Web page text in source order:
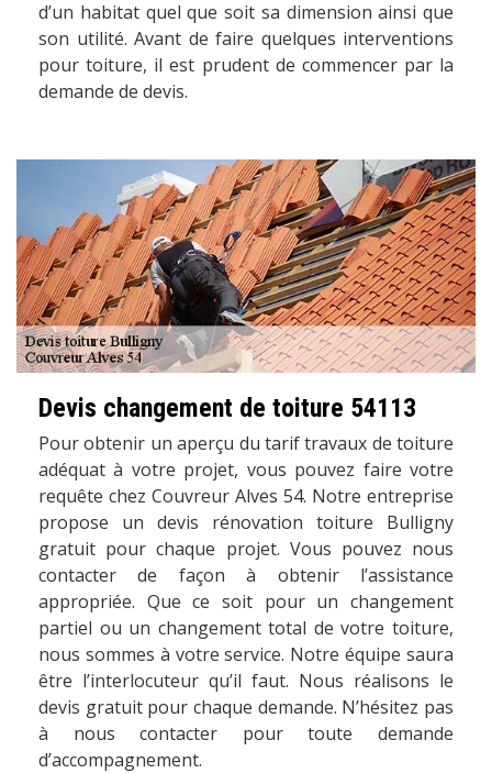
d’un habitat quel que soit sa dimension ainsi que
son utilité. Avant de faire quelques interventions
pour toiture, il est prudent de commencer par la
demande de devis.
Devis changement de toiture 54113
Pour obtenir un aperçu du tarif travaux de toiture
adéquat à votre projet, vous pouvez faire votre
requête chez Couvreur Alves 54. Notre entreprise
propose un devis rénovation toiture Bulligny
gratuit pour chaque projet. Vous pouvez nous
contacter de façon à obtenir l’assistance
appropriée. Que ce soit pour un changement
partiel ou un changement total de votre toiture,
nous sommes à votre service. Notre équipe saura
être l’interlocuteur qu’il faut. Nous réalisons le
devis gratuit pour chaque demande. N’hésitez pas
à nous contacter pour toute demande
d’accompagnement.